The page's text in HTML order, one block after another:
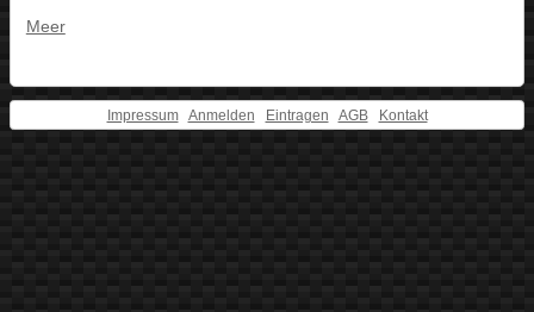
Meer
Impressum Anmelden Eintragen AGB Kontakt